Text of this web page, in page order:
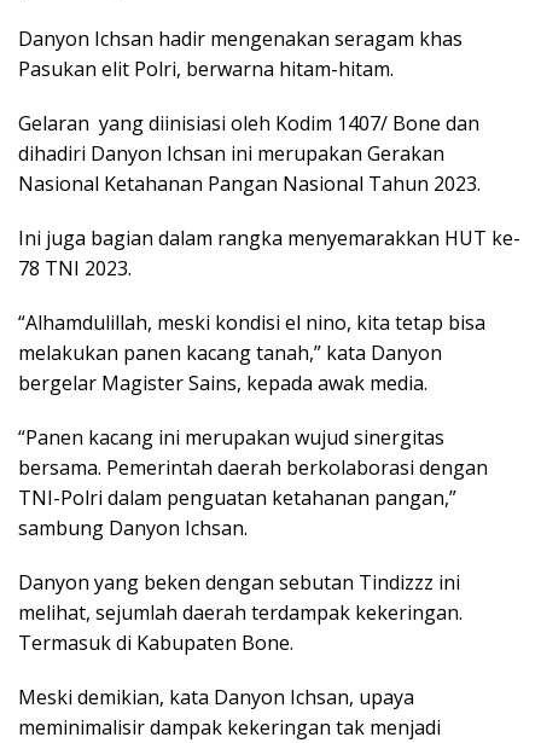
Danyon Ichsan hadir mengenakan seragam khas
Pasukan elit Polri, berwarna hitam-hitam.
Gelaran yang diinisiasi oleh Kodim 1407/ Bone dan
dihadiri Danyon Ichsan ini merupakan Gerakan
Nasional Ketahanan Pangan Nasional Tahun 2023.
Ini juga bagian dalam rangka menyemarakkan HUT ke-
78 TNI 2023.
“Alhamdulillah, meski kondisi el nino, kita tetap bisa
melakukan panen kacang tanah,” kata Danyon
bergelar Magister Sains, kepada awak media.
“Panen kacang ini merupakan wujud sinergitas
bersama. Pemerintah daerah berkolaborasi dengan
TNI-Polri dalam penguatan ketahanan pangan,”
sambung Danyon Ichsan.
Danyon yang beken dengan sebutan Tindizzz ini
melihat, sejumlah daerah terdampak kekeringan.
Termasuk di Kabupaten Bone.
Meski demikian, kata Danyon Ichsan, upaya
meminimalisir dampak kekeringan tak menjadi